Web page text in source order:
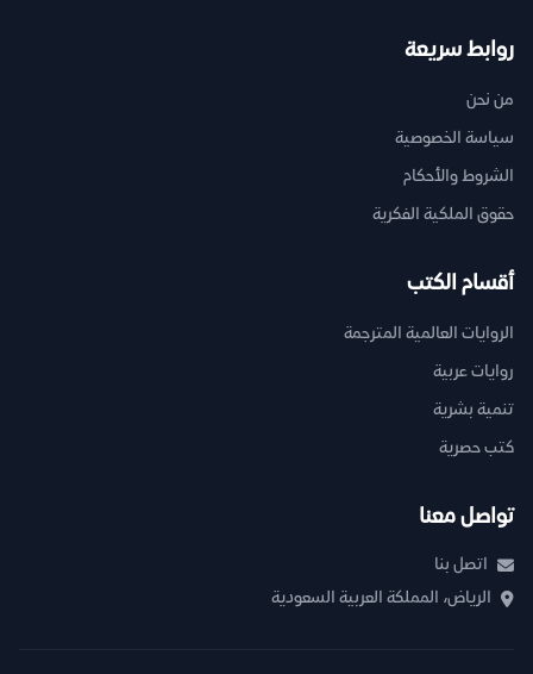
روابط سريعة
من نحن
سياسة الخصوصية
الشروط والأحكام
حقوق الملكية الفكرية
أقسام الكتب
الروايات العالمية المترجمة
روايات عربية
تنمية بشرية
كتب حصرية
تواصل معنا
اتصل بنا
الرياض، المملكة العربية السعودية